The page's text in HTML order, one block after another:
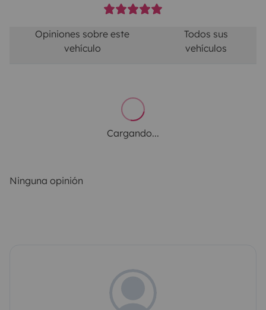
Opiniones sobre este
vehículo
Todos sus
vehículos
Cargando...
Ninguna opinión